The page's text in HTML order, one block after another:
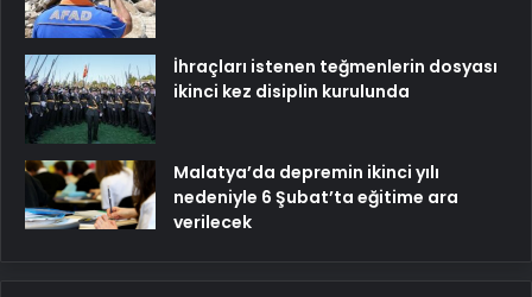
İhraçları istenen teğmenlerin dosyası
ikinci kez disiplin kurulunda
Malatya’da depremin ikinci yılı
nedeniyle 6 Şubat’ta eğitime ara
verilecek